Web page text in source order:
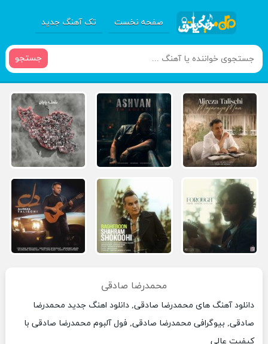
صفحه نخست تک آهنگ جدید
جستجو
محمدرضا صادقی
دانلود آهنگ های محمدرضا صادقی, دانلود اهنگ جدید محمدرضا
صادقی, بیوگرافی محمدرضا صادقی, فول آلبوم محمدرضا صادقی با
کیفیت عالی